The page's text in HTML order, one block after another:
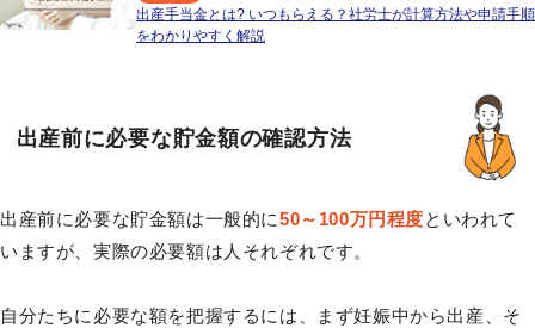
出産手当金とは? いつもらえる？社労士が計算方法や申請手順
をわかりやすく解説
出産前に必要な貯金額の確認方法
出産前に必要な貯金額は一般的に50～100万円程度といわれて
いますが、実際の必要額は人それぞれです。
自分たちに必要な額を把握するには、まず妊娠中から出産、そ